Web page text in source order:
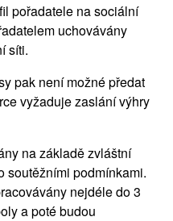
pořadatele na sociální
uchovávány
síti.
pak není možné předat
vyžaduje zaslání výhry
na základě zvláštní
soutěžními podmínkami.
nejdéle do 3
a poté budou